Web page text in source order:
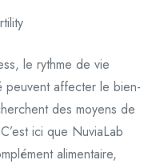
le rythme de vie
affecter le bien-
des moyens de
ici que NuviaLab
alimentaire,